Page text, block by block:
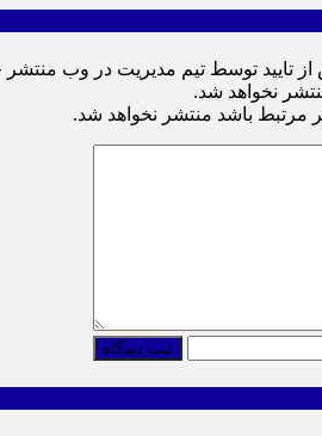
تایید توسط تیم مدیریت در وب منتشر
نخواهد شد.
مرتبط باشد منتشر نخواهد شد.
ثبت دیدگاه